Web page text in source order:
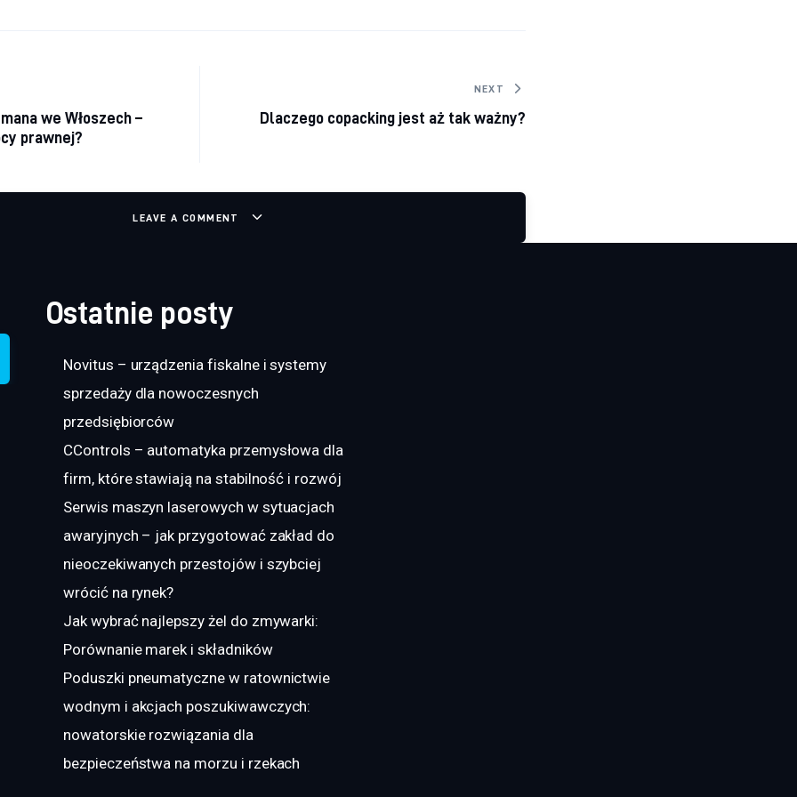
we Włoszech –
prawnej?
NEXT
Dlaczego copacking jest aż tak ważny?
LEAVE A COMMENT
Ostatnie posty
Novitus – urządzenia fiskalne i systemy
sprzedaży dla nowoczesnych
przedsiębiorców
CControls – automatyka przemysłowa dla
firm, które stawiają na stabilność i rozwój
Serwis maszyn laserowych w sytuacjach
awaryjnych – jak przygotować zakład do
nieoczekiwanych przestojów i szybciej
wrócić na rynek?
Jak wybrać najlepszy żel do zmywarki:
Porównanie marek i składników
Poduszki pneumatyczne w ratownictwie
wodnym i akcjach poszukiwawczych:
nowatorskie rozwiązania dla
bezpieczeństwa na morzu i rzekach